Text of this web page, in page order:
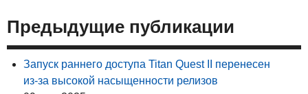
Предыдущие публикации
Запуск раннего доступа Titan Quest II перенесен
из-за высокой насыщенности релизов